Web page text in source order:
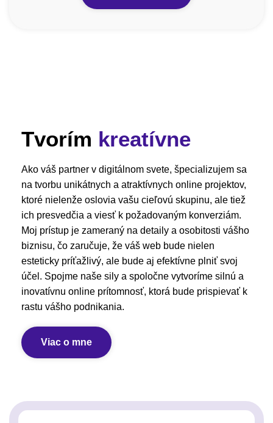
Tvorím kreatívne
Ako váš partner v digitálnom svete, špecializujem sa
na tvorbu unikátnych a atraktívnych online projektov,
ktoré nielenže oslovia vašu cieľovú skupinu, ale tiež
ich presvedčia a viesť k požadovaným konverziám.
Moj prístup je zameraný na detaily a osobitosti vášho
biznisu, čo zaručuje, že váš web bude nielen
esteticky príťažlivý, ale bude aj efektívne plniť svoj
účel. Spojme naše sily a spoločne vytvoríme silnú a
inovatívnu online prítomnosť, ktorá bude prispievať k
rastu vášho podnikania.
Viac o mne